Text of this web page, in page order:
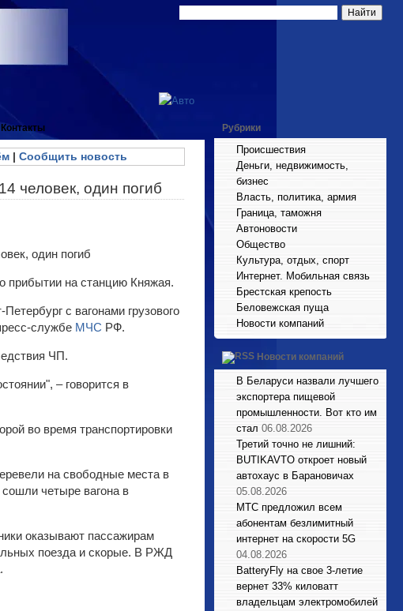
Контакты
| Сообщить новость
человек, один погиб
прибытии на станцию Княжая.
с вагонами грузового
службе МЧС РФ.
ЧП.
– говорится в
во время транспортировки
на свободные места в
четыре вагона в
оказывают пассажирам
поезда и скорые. В РЖД
Рубрики
Происшествия
Деньги, недвижимость,
бизнес
Власть, политика, армия
Граница, таможня
Автоновости
Общество
Культура, отдых, спорт
Интернет. Мобильная связь
Брестская крепость
Беловежская пуща
Новости компаний
Новости компаний
В Беларуси назвали лучшего
экспортера пищевой
промышленности. Вот кто им
стал 06.08.2026
Третий точно не лишний:
BUTIKAVTO откроет новый
автохаус в Барановичах
05.08.2026
МТС предложил всем
абонентам безлимитный
интернет на скорости 5G
04.08.2026
BatteryFly на свое 3-летие
вернет 33% киловатт
владельцам электромобилей